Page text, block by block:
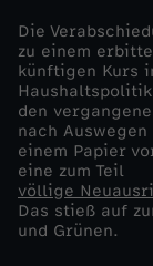
c
h
d
e
m
Die
zu einem
künftigen Kurs
den
nach
einem Papier
eine zum Teil
völlige
Das stieß auf
und Grünen.